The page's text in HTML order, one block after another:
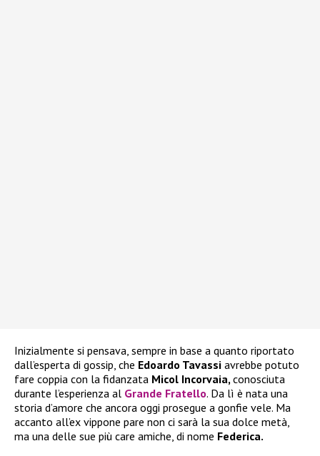
Inizialmente si pensava, sempre in base a quanto riportato
dall’esperta di gossip, che Edoardo Tavassi avrebbe potuto
fare coppia con la fidanzata Micol Incorvaia, conosciuta
durante l’esperienza al Grande Fratello. Da lì è nata una
storia d’amore che ancora oggi prosegue a gonfie vele. Ma
accanto all’ex vippone pare non ci sarà la sua dolce metà,
ma una delle sue più care amiche, di nome Federica.